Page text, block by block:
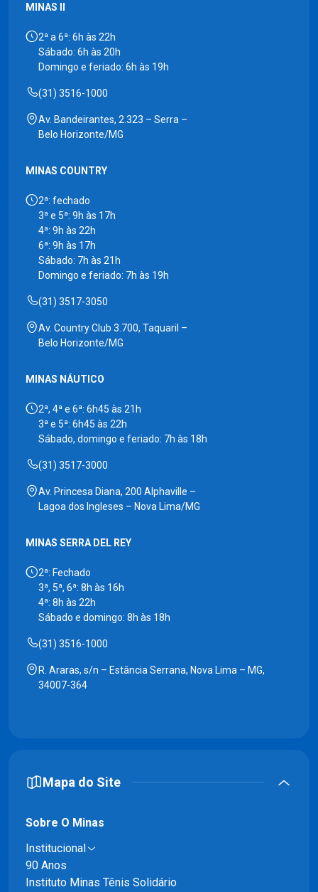
MINAS II
2ª a 6ª: 6h às 22h
Sábado: 6h às 20h
Domingo e feriado: 6h às 19h
(31) 3516-1000
Av. Bandeirantes, 2.323 – Serra –
Belo Horizonte/MG
MINAS COUNTRY
2ª: fechado
3ª e 5ª: 9h às 17h
4ª: 9h às 22h
6ª: 9h às 17h
Sábado: 7h às 21h
Domingo e feriado: 7h às 19h
(31) 3517-3050
Av. Country Club 3.700, Taquaril –
Belo Horizonte/MG
MINAS NÁUTICO
2ª, 4ª e 6ª: 6h45 às 21h
3ª e 5ª: 6h45 às 22h
Sábado, domingo e feriado: 7h às 18h
(31) 3517-3000
Av. Princesa Diana, 200 Alphaville –
Lagoa dos Ingleses – Nova Lima/MG
MINAS SERRA DEL REY
2ª: Fechado
3ª, 5ª, 6ª: 8h às 16h
4ª: 8h às 22h
Sábado e domingo: 8h às 18h
(31) 3516-1000
R. Araras, s/n – Estância Serrana, Nova Lima – MG,
34007-364
Mapa do Site
Sobre O Minas
Institucional
90 Anos
Instituto Minas Tênis Solidário